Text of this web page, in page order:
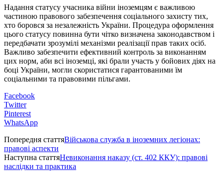
Надання статусу учасника війни іноземцям є важливою
частиною правового забезпечення соціального захисту тих,
хто боровся за незалежність України. Процедура оформлення
цього статусу повинна бути чітко визначена законодавством і
передбачати зрозумілі механізми реалізації прав таких осіб.
Важливо забезпечити ефективний контроль за виконанням
цих норм, аби всі іноземці, які брали участь у бойових діях на
боці України, могли скористатися гарантованими їм
соціальними та правовими пільгами.
Facebook
Twitter
Pinterest
WhatsApp
Попередня статтяВійськова служба в іноземних легіонах:
правові аспекти
Наступна статтяНевиконання наказу (ст. 402 ККУ): правові
наслідки та практика